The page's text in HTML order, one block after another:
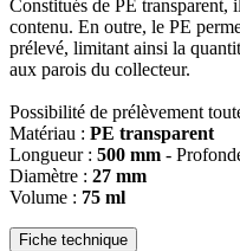
Constitués de PE
contenu. En outre, le PE
prélevé, limitant ainsi la
aux parois du collecteur.
Possibilité de prélèvement
Matériau : PE transparent
Longueur : 500 mm -
Diamètre : 27 mm
Volume : 75 ml
Fiche technique